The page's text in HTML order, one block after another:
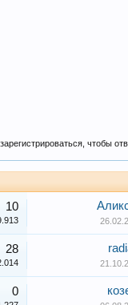
чтобы
10
28
0